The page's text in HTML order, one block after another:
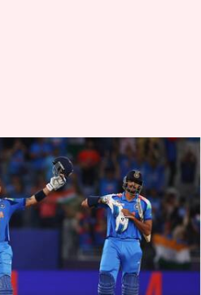
कोहली को
बाबर आजम पर
12:13 pm